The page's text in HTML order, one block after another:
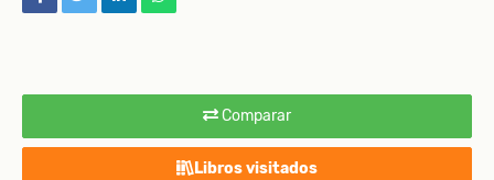
Comparar
Libros visitados